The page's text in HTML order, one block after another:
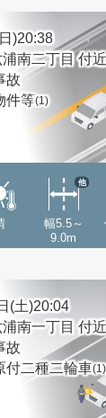
)20:38
南二丁目 付近
故
件等(1)
幅5.5～
9.0m
他
(土)20:04
南一丁目 付近
故
付二種二輪車(1)